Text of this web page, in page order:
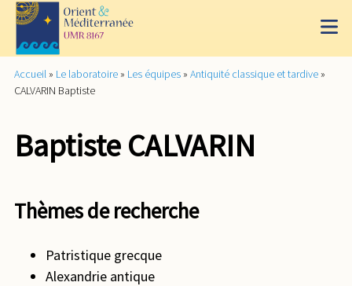
Accueil » Le laboratoire » Les équipes » Antiquité classique et tardive »
CALVARIN Baptiste
Baptiste CALVARIN
Thèmes de recherche
Patristique grecque
Alexandrie antique